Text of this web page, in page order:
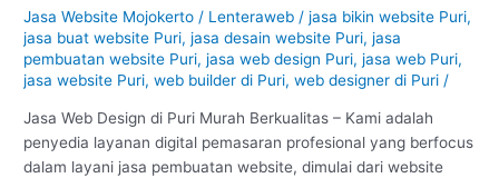
Jasa Website Mojokerto / Lenteraweb /jasa bikin website Puri,
jasa buat website Puri,jasa desain website Puri,jasa
pembuatan website Puri,jasa web design Puri,jasa web Puri,
jasa website Puri,web builder di Puri,web designer di Puri /
Jasa Web Design di Puri Murah Berkualitas – Kami adalah
penyedia layanan digital pemasaran profesional yang berfocus
dalam layani jasa pembuatan website, dimulai dari website
–
Mojokerto
:
Murah
Berkualitas
#1